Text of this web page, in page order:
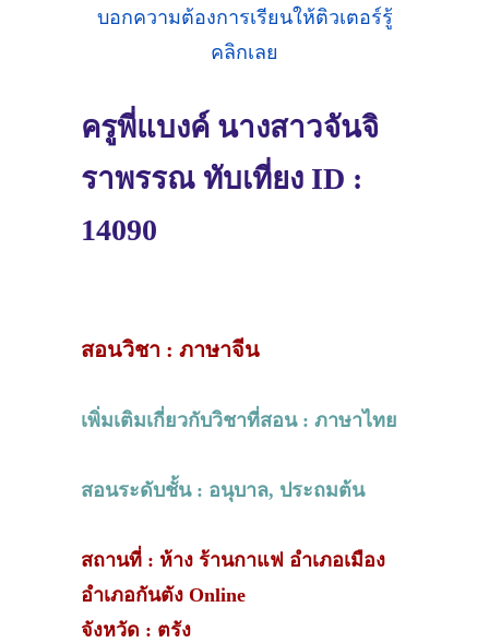
บอกความต้องการเรียนให้ติวเตอร์รู้
คลิกเลย
ครูพี่แบงค์ นางสาวจันจิ
ราพรรณ ทับเที่ยง ID :
14090
สอนวิชา : ภาษาจีน
เพิ่มเติมเกี่ยวกับวิชาที่สอน : ภาษาไทย
สอนระดับชั้น : อนุบาล, ประถมต้น
สถานที่ : ห้าง ร้านกาแฟ อำเภอเมือง
อำเภอกันตัง Online
จังหวัด : ตรัง